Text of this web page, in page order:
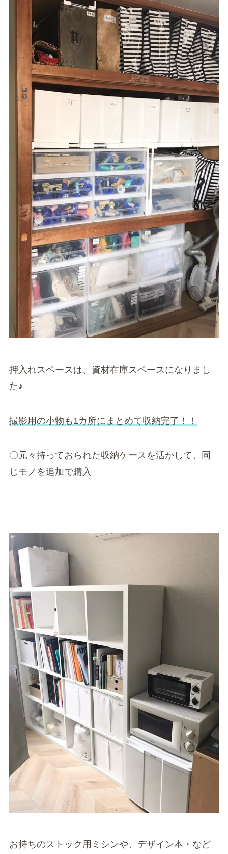
押入れスペースは、資材在庫スペースになりまし
た♪
撮影用の小物も1カ所にまとめて収納完了！！
〇元々持っておられた収納ケースを活かして、同
じモノを追加で購入
お持ちのストック用ミシンや、デザイン本・など